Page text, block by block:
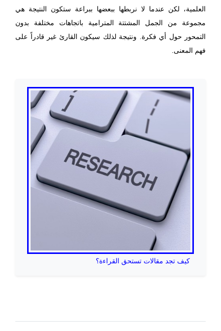
العلمية، لكن عندما لا نربطها ببعضها ببراعة ستكون النتيجة هي
مجموعة من الجمل المشتتة المترامية باتجاهات مختلفة بدون
التمحور حول أي فكرة. ونتيجة لذلك سيكون القارئ غير قادراً على
فهم المعنى.
كيف تجد مقالات تستحق القراءة؟